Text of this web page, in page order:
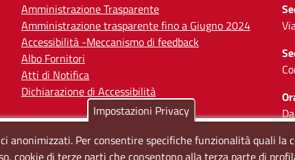
Amministrazione Trasparente
Amministrazione trasparente fino a Giugno 2024
Accessibilità -Meccanismo di feedback
Albo Fornitori
Atti di Notifica
Dichiarazione di Accessibilità
Impostazioni Privacy
anonimizzati. Per consentire specifiche funzionalità quali la
cookie di terze parti che consentono alla terza parte di